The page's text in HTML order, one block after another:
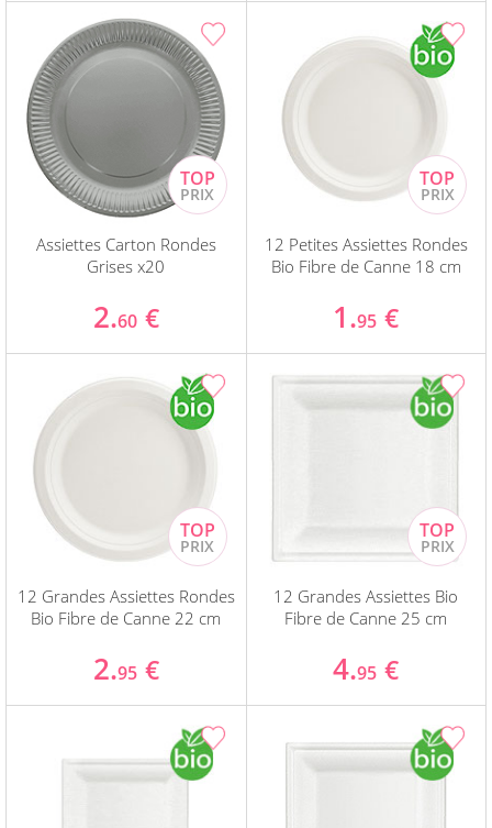
Assiettes Carton Rondes
Grises x20
2.60 €
12 Petites Assiettes Rondes
Bio Fibre de Canne 18 cm
1.95 €
12 Grandes Assiettes Rondes
Bio Fibre de Canne 22 cm
2.95 €
12 Grandes Assiettes Bio
Fibre de Canne 25 cm
4.95 €